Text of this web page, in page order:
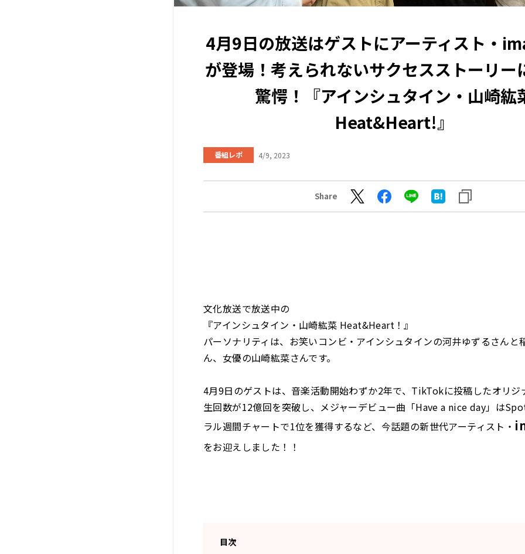
4月9日の放送はゲストにアーティスト・
が登場！考えられないサクセスストーリー
驚愕！『アインシュタイン・山崎紘
Heat&Heart!』
番組レポ 4/9, 2023
Share
文化放送で放送中の
『アインシュタイン・山崎紘菜 Heat&Heart！』
パーソナリティは、お笑いコンビ・アインシュタインの河井ゆずるさんと
ん、女優の山崎紘菜さんです。
4月9日のゲストは、音楽活動開始わずか2年で、TikTokに投稿したオリジ
生回数が12億回を突破し、メジャーデビュー曲「Have a nice day」は
ラル週間チャートで1位を獲得するなど、今話題の新世代アーティスト ・
をお迎えしました！！
目次